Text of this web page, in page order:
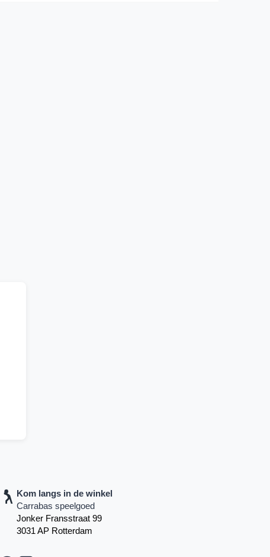
Kom langs in de winkel
Carrabas speelgoed
Jonker Fransstraat 99
3031 AP Rotterdam